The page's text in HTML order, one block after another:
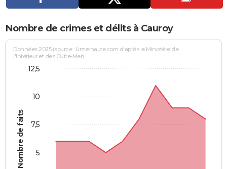
FORUM
Bricolage
Lifestyle
Culture
Sport
Auto
Television
Voyage
Cinema
Nombre de crimes et délits à Cauroy
Nombre de faits
Données 2025 (source : Linternaute.com d'après le Ministère de
l'Intérieur et des Outre-Mer)
5
7,5
10
12,5